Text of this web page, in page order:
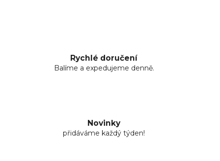
Rychlé doručení
Balíme a expedujeme denně.
Novinky
přidáváme každý týden!